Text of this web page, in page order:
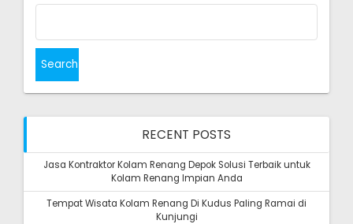
Search
RECENT POSTS
Jasa Kontraktor Kolam Renang Depok Solusi Terbaik untuk
Kolam Renang Impian Anda
Tempat Wisata Kolam Renang Di Kudus Paling Ramai di
Kunjungi